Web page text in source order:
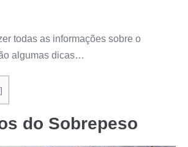
todas as informações sobre o
algumas dicas…
]
do Sobrepeso